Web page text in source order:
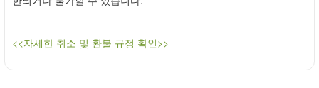
<<자세한 취소 및 환불 규정 확인>>